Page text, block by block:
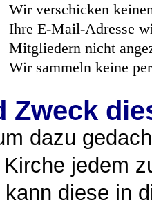
Wir verschicken
Ihre E-Mail-Adresse
Mitgliedern nicht
Wir sammeln keine
Zweck
dazu
jedem
diese in